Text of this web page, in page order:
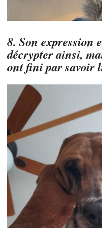
8. Son expression
décrypter ainsi,
ont fini par savoir